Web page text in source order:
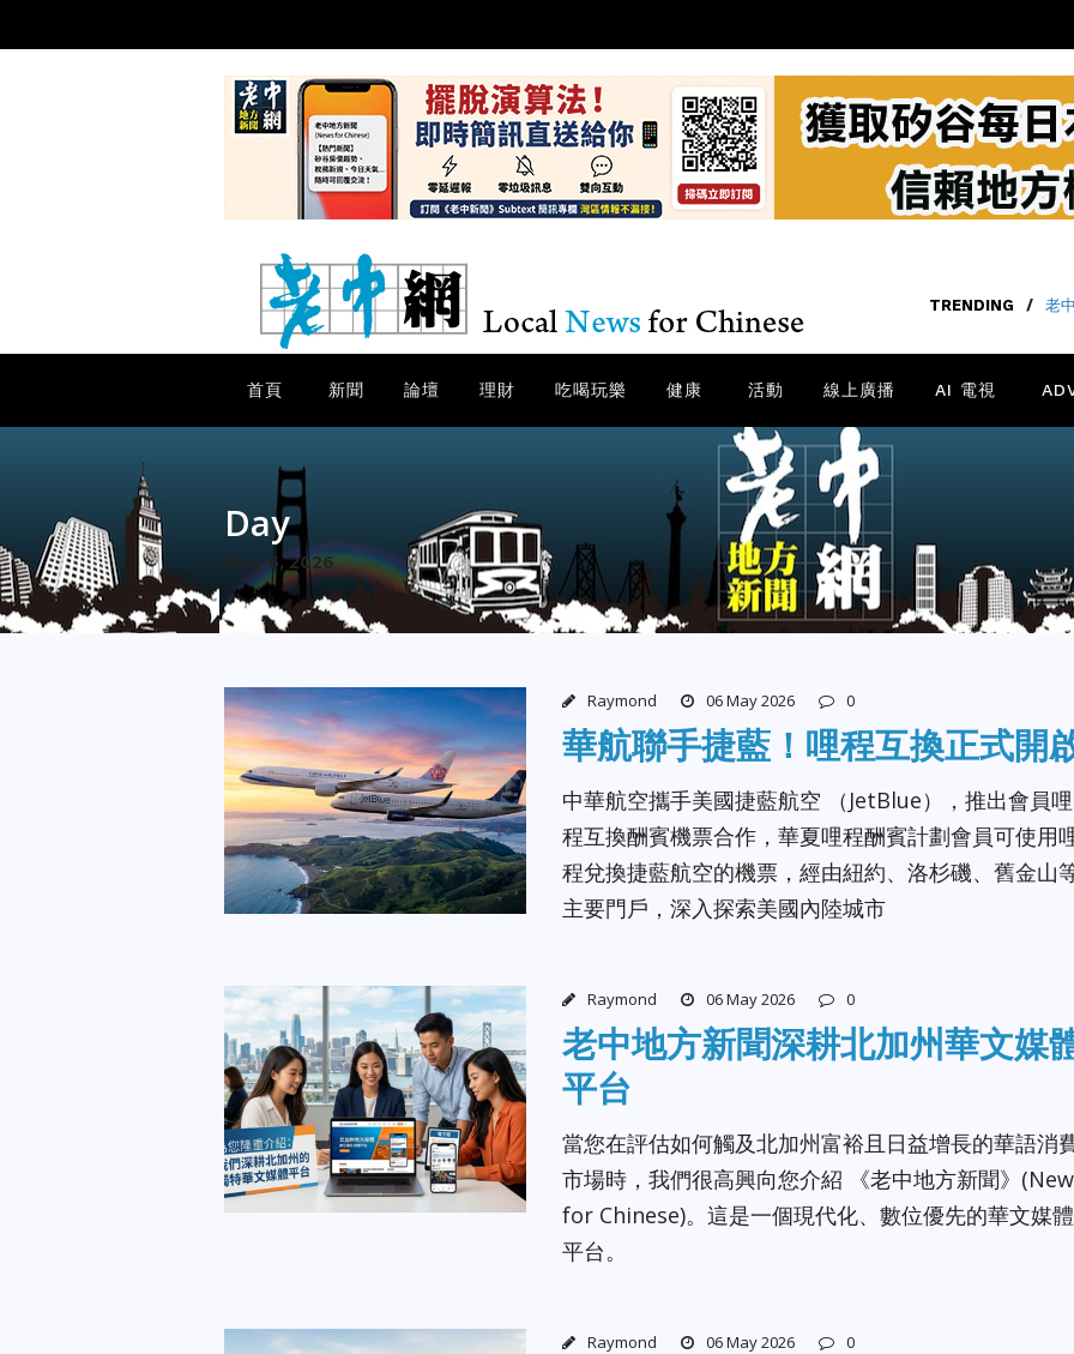
TRENDING / 老
首頁 新聞 論壇 理財 吃喝玩樂 健康 活動 線上廣播 AI 電視
Day
May 6, 2026
Raymond 06 May 2026 0
華航聯手捷藍！哩程互換正式開
中華航空攜手美國捷藍航空 （JetBlue），推出會員哩
程互換酬賓機票合作，華夏哩程酬賓計劃會員可使用
程兌換捷藍航空的機票，經由紐約、洛杉磯、舊金山
主要門戶，深入探索美國內陸城市
Raymond 06 May 2026 0
老中地方新聞深耕北加州華文媒
平台
當您在評估如何觸及北加州富裕且日益增長的華語消
市場時，我們很高興向您介紹 《老中地方新聞》
for Chinese)。這是一個現代化、數位優先的華文媒體
平台。
Raymond 06 May 2026 0